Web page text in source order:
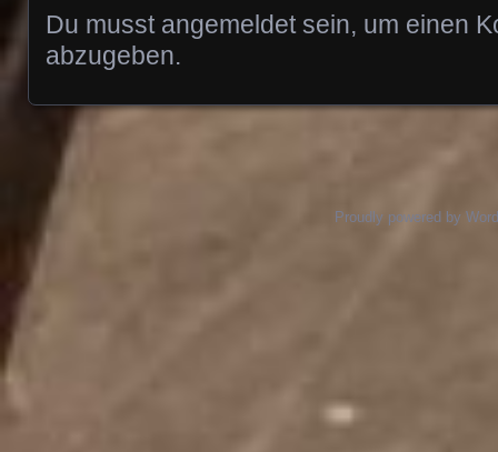
Du musst angemeldetsein, um einen
abzugeben.
Proudly powered by